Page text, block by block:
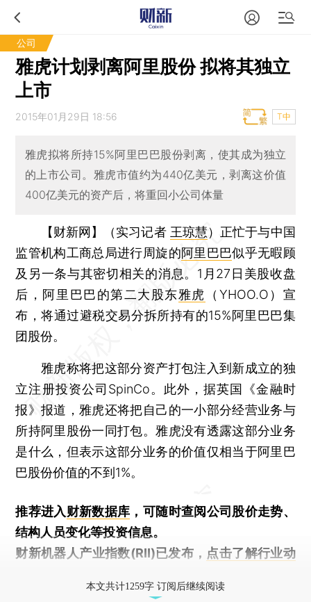
公司
雅虎计划剥离阿里股份 拟将其独立
上市
2015年01月29日 18:56 T中
雅虎拟将所持15%阿里巴巴股份剥离，使其成为独立
的上市公司。雅虎市值约为440亿美元，剥离这价值
400亿美元的资产后，将重回小公司体量
【财新网】（实习记者 王琼慧） 正忙于与中国
监管机构工商总局进行周旋的阿里巴巴似乎无暇顾
及另一条与其密切相关的消息。1月27日美股收盘
后，阿里巴巴的第二大股东雅虎
（YHOO.O）宣
布，将通过避税交易分拆所持有的15%阿里巴巴集
团股份。
雅虎称将把这部分资产打包注入到新成立的独
立注册投资公司SpinCo。此外，据英国《金融时
报》报道，雅虎还将把自己的一小部分经营业务与
所持阿里股份一同打包。雅虎没有透露这部分业务
是什么，但表示这部分业务的价值仅相当于阿里巴
巴股份价值的不到1%。
推荐进入财新数据库 ，可随时查阅公司股价走势、
结构人员变化等投资信息。
财新机器人产业指数(RII)已发布， 点击了解行业动
本文共计1259字 订阅后继续阅读